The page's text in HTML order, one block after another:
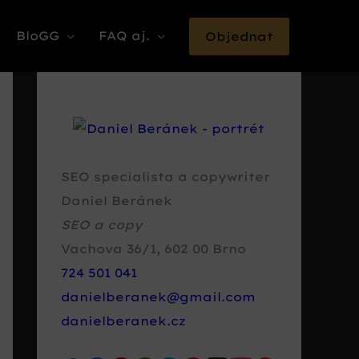
BloGG FAQ aj. Objednat
SEO specialista a copywriter
Daniel Beránek
SEO a copy
Vachova 36/1, 602 00 Brno
724 501 041
danielberanek@gmail.com
danielberanek.cz